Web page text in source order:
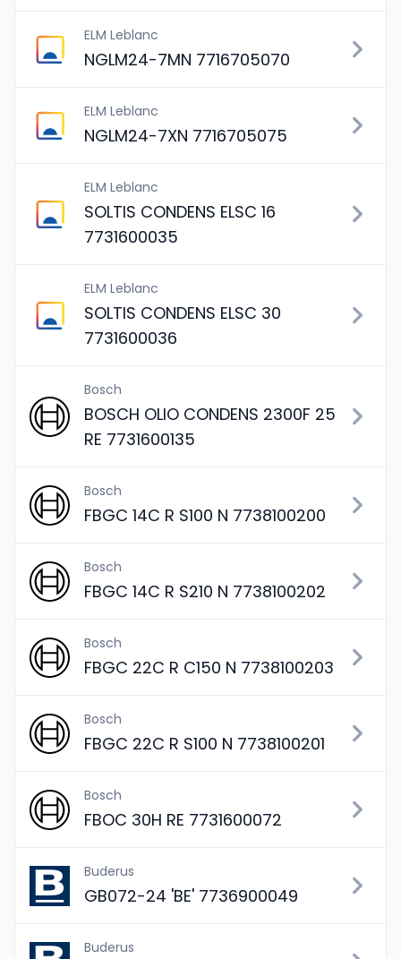
ELM Leblanc
NGLM24-7MN 7716705070
ELM Leblanc
NGLM24-7XN 7716705075
ELM Leblanc
SOLTIS CONDENS ELSC 16
7731600035
ELM Leblanc
SOLTIS CONDENS ELSC 30
7731600036
Bosch
BOSCH OLIO CONDENS 2300F 25
RE 7731600135
Bosch
FBGC 14C R S100 N 7738100200
Bosch
FBGC 14C R S210 N 7738100202
Bosch
FBGC 22C R C150 N 7738100203
Bosch
FBGC 22C R S100 N 7738100201
Bosch
FBOC 30H RE 7731600072
Buderus
GB072-24 'BE' 7736900049
Buderus